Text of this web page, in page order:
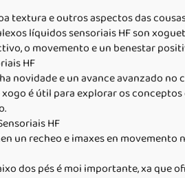
textura e outros aspectos das
líquidos sensoriais HF son
o movemento e un benestar
HF
novidade e un avance avanzado
é útil para explorar os conceptos
HF
un recheo e imaxes en
dos pés é moi importante, xa que